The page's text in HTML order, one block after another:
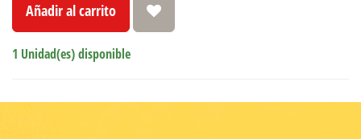
Añadir al carrito
1 Unidad(es) disponible